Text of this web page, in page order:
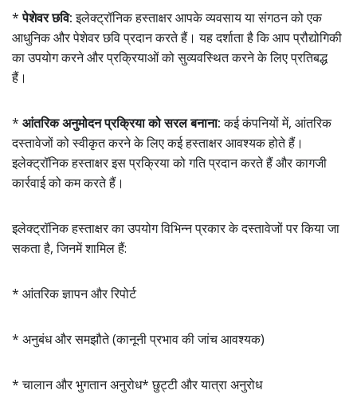
*पेशेवर छवि:इलेक्ट्रॉनिक हस्ताक्षर आपके व्यवसाय या संगठन को एक
आधुनिक और पेशेवर छवि प्रदान करते हैं। यह दर्शाता है कि आप प्रौद्योगिकी
का उपयोग करने और प्रक्रियाओं को सुव्यवस्थित करने के लिए प्रतिबद्ध
हैं।
* आंतरिक अनुमोदन प्रक्रिया को सरल बनाना:कई कंपनियों में, आंतरिक
दस्तावेजों को स्वीकृत करने के लिए कई हस्ताक्षर आवश्यक होते हैं।
इलेक्ट्रॉनिक हस्ताक्षर इस प्रक्रिया को गति प्रदान करते हैं और कागजी
कार्रवाई को कम करते हैं।
इलेक्ट्रॉनिक हस्ताक्षर का उपयोग विभिन्न प्रकार के दस्तावेजों पर किया जा
सकता है, जिनमें शामिल हैं:
* आंतरिक ज्ञापन और रिपोर्ट
* अनुबंध और समझौते (कानूनी प्रभाव की जांच आवश्यक)
* चालान और भुगतान अनुरोध* छुट्टी और यात्रा अनुरोध